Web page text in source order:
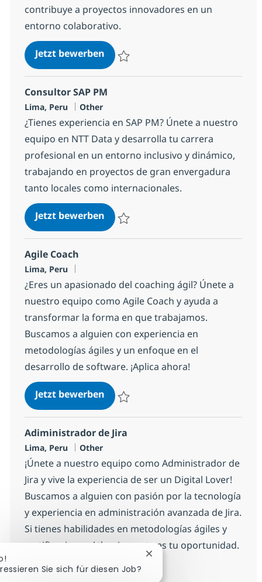
contribuye a proyectos innovadores en un
entorno colaborativo.
Jetzt bewerbenDesarrollador Frontend Angular
Consultor SAP PM
Standort
Lima, Peru Kategorie
Other
¿Tienes experiencia en SAP PM? Únete a nuestro
equipo en NTT Data y desarrolla tu carrera
profesional en un entorno inclusivo y dinámico,
trabajando en proyectos de gran envergadura
tanto locales como internacionales.
Jetzt bewerbenConsultor SAP PM
Agile Coach
Standort
Lima, Peru
¿Eres un apasionado del coaching ágil? Únete a
nuestro equipo como Agile Coach y ayuda a
transformar la forma en que trabajamos.
Buscamos a alguien con experiencia en
metodologías ágiles y un enfoque en el
desarrollo de software. ¡Aplica ahora!
Jetzt bewerbenAgile Coach
Adiministrador de Jira
Standort
Lima, Peru Kategorie
Other
¡Únete a nuestro equipo como Administrador de
Jira y vive la experiencia de ser un Digital Lover!
Buscamos a alguien con pasión por la tecnología
y experiencia en administración avanzada de Jira.
Si tienes habilidades en metodologías ágiles y
certificaciones Atlassian, esta es tu oportunidad.
Jetzt bewerbenAdiministrador de Jira
Sie sich für diesen Job?
Chatbot-Benachrichtigung